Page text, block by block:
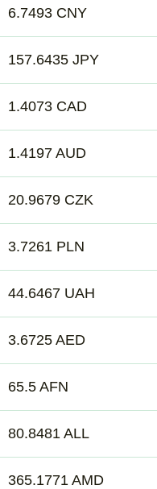
6.7493 CNY
157.6435 JPY
1.4073 CAD
1.4197 AUD
20.9679 CZK
3.7261 PLN
44.6467 UAH
3.6725 AED
65.5 AFN
80.8481 ALL
365.1771 AMD